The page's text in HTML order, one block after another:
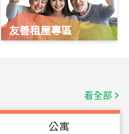
友善租屋專區
看全部
公寓